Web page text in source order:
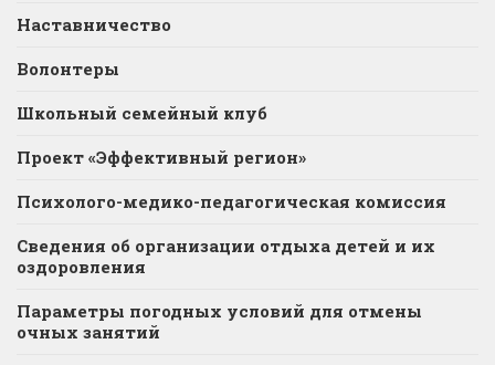
Наставничество
Волонтеры
Школьный семейный клуб
Проект «Эффективный регион»
Психолого-медико-педагогическая комиссия
Сведения об организации отдыха детей и их
оздоровления
Параметры погодных условий для отмены
очных занятий